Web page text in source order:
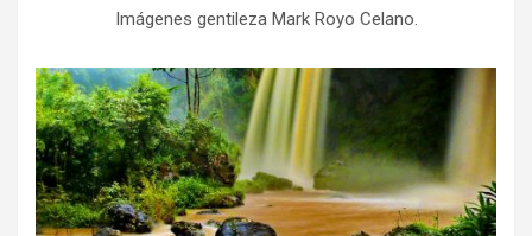
Imágenes gentileza Mark Royo Celano.